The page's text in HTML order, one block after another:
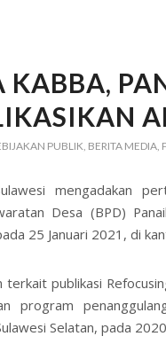
KABBA,
PUBLIK BERITA MEDIA,
mengadakan
Desa (BPD)
25 Januari 2021, di
terkait publikasi
program
Selatan, pada